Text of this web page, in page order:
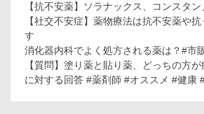
【抗不安薬】ソラナックス、コンスタ
【社交不安症】薬物療法は抗不安薬や
す
消化器内科でよく処方される薬は？#市
【質問】塗り薬と貼り薬、どっちの方
に対する回答 #薬剤師 #オススメ #健康